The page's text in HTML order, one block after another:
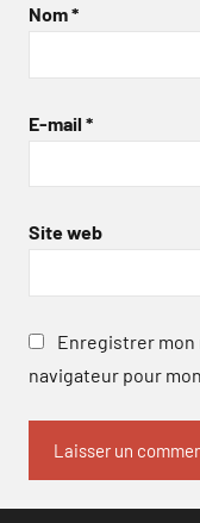
Nom*
E-mail *
Site web
Enregistrer mon
navigateur pour